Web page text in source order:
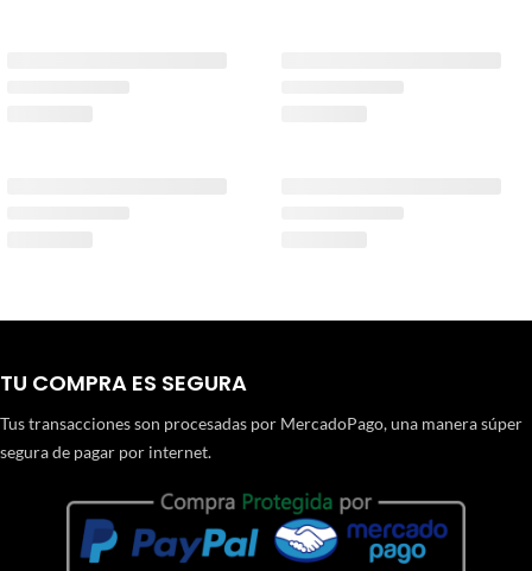
TU COMPRA ES SEGURA
Tus transacciones son procesadas por MercadoPago, una manera súper
segura de pagar por internet.